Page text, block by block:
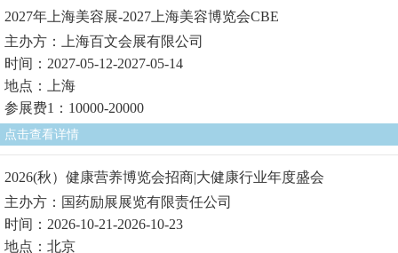
2027年上海美容展-2027上海美容博览会CBE
主办方：上海百文会展有限公司
时间：2027-05-12-2027-05-14
地点：上海
参展费1：10000-20000
点击查看详情
2026(秋）健康营养博览会招商|大健康行业年度盛会
主办方：国药励展展览有限责任公司
时间：2026-10-21-2026-10-23
地点：北京